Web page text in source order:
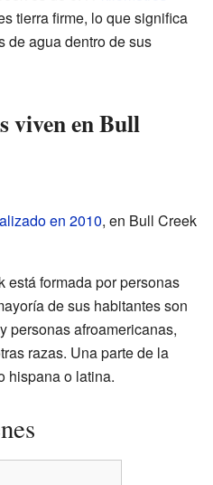
tierra firme, lo que significa
de agua dentro de sus
viven en Bull
en 2010, en Bull Creek
está formada por personas
de sus habitantes son
personas afroamericanas,
razas. Una parte de la
hispana o latina.